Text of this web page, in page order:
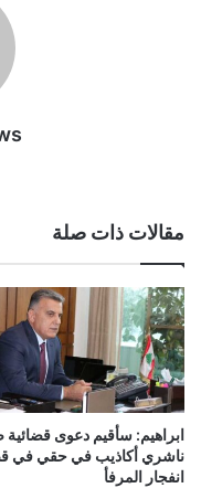
مقالات ذات صلة
ابراهيم: سأقيم دعوى
ناشري أكاذيب في حقي في
انفجار المرفأ